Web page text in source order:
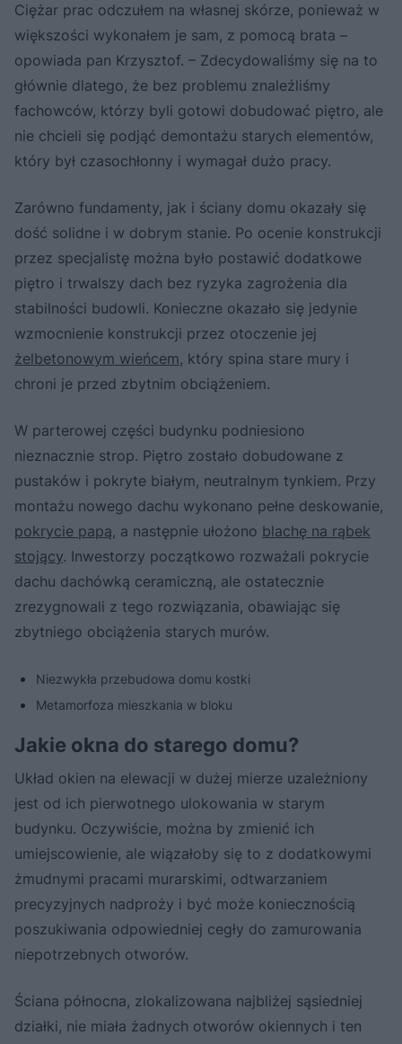
Ciężar prac odczułem na własnej skórze, ponieważ w
większości wykonałem je sam, z pomocą brata –
opowiada pan Krzysztof. – Zdecydowaliśmy się na to
głównie dlatego, że bez problemu znaleźliśmy
fachowców, którzy byli gotowi dobudować piętro, ale
nie chcieli się podjąć demontażu starych elementów,
który był czasochłonny i wymagał dużo pracy.
Zarówno fundamenty, jak i ściany domu okazały się
dość solidne i w dobrym stanie. Po ocenie konstrukcji
przez specjalistę można było postawić dodatkowe
piętro i trwalszy dach bez ryzyka zagrożenia dla
stabilności budowli. Konieczne okazało się jedynie
wzmocnienie konstrukcji przez otoczenie jej
żelbetonowym wieńcem, który spina stare mury i
chroni je przed zbytnim obciążeniem.
W parterowej części budynku podniesiono
nieznacznie strop. Piętro zostało dobudowane z
pustaków i pokryte białym, neutralnym tynkiem. Przy
montażu nowego dachu wykonano pełne deskowanie,
pokrycie papą, a następnie ułożono blachę na rąbek
stojący. Inwestorzy początkowo rozważali pokrycie
dachu dachówką ceramiczną, ale ostatecznie
zrezygnowali z tego rozwiązania, obawiając się
zbytniego obciążenia starych murów.
Niezwykła przebudowa domu kostki
Metamorfoza mieszkania w bloku
Jakie okna do starego domu?
Układ okien na elewacji w dużej mierze uzależniony
jest od ich pierwotnego ulokowania w starym
budynku. Oczywiście, można by zmienić ich
umiejscowienie, ale wiązałoby się to z dodatkowymi
żmudnymi pracami murarskimi, odtwarzaniem
precyzyjnych nadproży i być może koniecznością
poszukiwania odpowiedniej cegły do zamurowania
niepotrzebnych otworów.
Ściana północna, zlokalizowana najbliżej sąsiedniej
działki, nie miała żadnych otworów okiennych i ten